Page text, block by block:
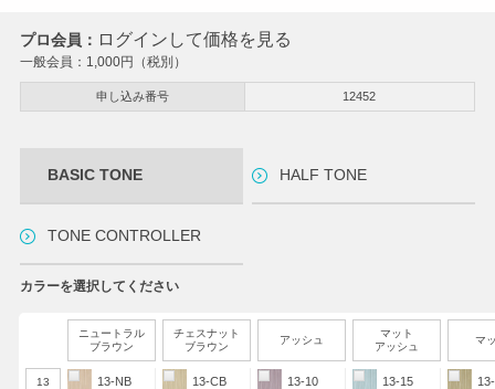
プロ会員： ログインして価格を見る
一般会員： 1,000円（税別）
申し込み番号 12452
カラーを選択してください
ニュートラル
ブラウン
チェスナット
ブラウン
アッシュ
マット
アッシュ
マ
13 13-NB 13-CB 13-10 13-15
BASIC TONE HALF TONE
TONE CONTROLLER